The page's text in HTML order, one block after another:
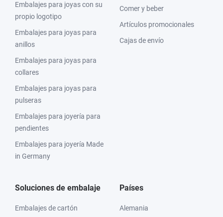
Embalajes para joyas con su
propio logotipo
Embalajes para joyas para
anillos
Embalajes para joyas para
collares
Embalajes para joyas para
pulseras
Embalajes para joyería para
pendientes
Embalajes para joyería Made
in Germany
Comer y beber
Artículos promocionales
Cajas de envío
Soluciones de embalaje
Embalajes de cartón
Países
Alemania